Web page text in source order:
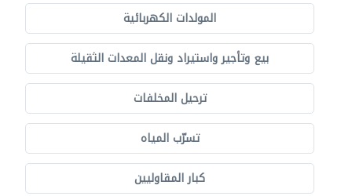
المولدات الكهربائية
بيع وتأجير واستيراد ونقل المعدات الثقيلة
ترحيل المخلفات
تسرّب المياه
كبار المقاوليين